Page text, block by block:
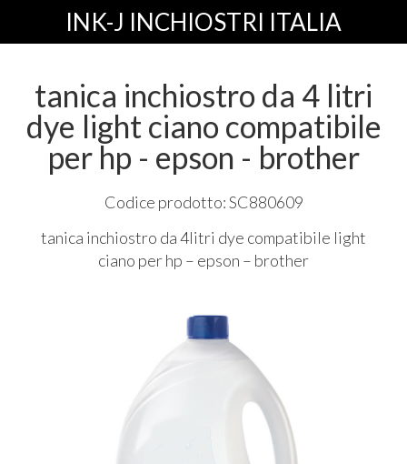
INK-J INCHIOSTRI ITALIA
tanica inchiostro da 4 litri
dye light ciano compatibile
per hp - epson - brother
Codice prodotto: SC880609
tanica inchiostro da 4litri dye compatibile light
ciano per hp – epson – brother